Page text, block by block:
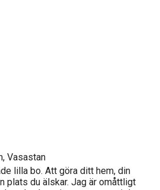
Vasastan
lilla bo. Att göra ditt hem, din
plats du älskar. Jag är omåttligt